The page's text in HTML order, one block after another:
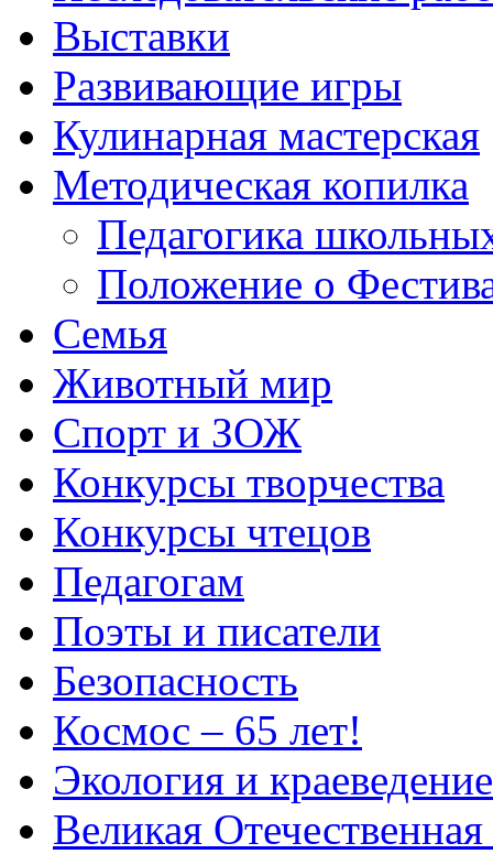
Выставки
Развивающие игры
Кулинарная мастерская
Методическая копилка
Педагогика
Положение о
Семья
Животный мир
Спорт и ЗОЖ
Конкурсы творчества
Конкурсы чтецов
Педагогам
Поэты и писатели
Безопасность
Космос – 65 лет!
Экология и краеведение
Великая